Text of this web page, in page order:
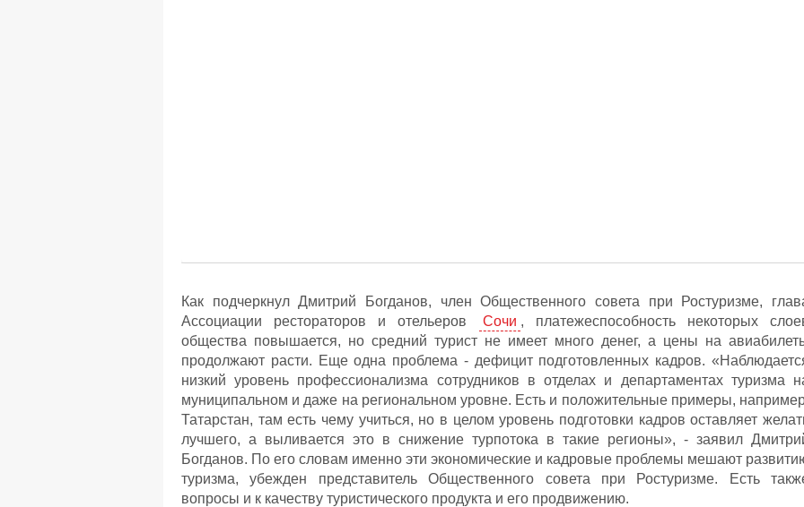
Как подчеркнул Дмитрий Богданов, член Общественного совета при Ростуризме,
Ассоциации рестораторов и отельеров
Сочи , платежеспособность некоторых
общества повышается, но средний турист не имеет много денег, а цены на
продолжают расти. Еще одна проблема - дефицит подготовленных кадров.
низкий уровень профессионализма сотрудников в отделах и департаментах туризма
муниципальном и даже на региональном уровне. Есть и положительные примеры,
Татарстан, там есть чему учиться, но в целом уровень подготовки кадров оставляет
лучшего, а выливается это в снижение турпотока в такие регионы», - заявил
Богданов. По его словам именно эти экономические и кадровые проблемы мешают
туризма, убежден представитель Общественного совета при Ростуризме. Есть
вопросы и к качеству туристического продукта и его продвижению.